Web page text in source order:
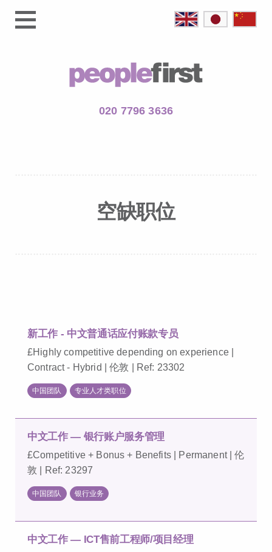
020 7796 3636
空缺职位
新工作 - 中文普通话应付账款专员
£Highly competitive depending on experience |
Contract - Hybrid | 伦敦 | Ref: 23302
中国团队 专业人才类职位
中文工作 — 银行账户服务管理
£Competitive + Bonus + Benefits | Permanent | 伦
敦 | Ref: 23297
中国团队 银行业务
中文工作 — ICT售前工程师/项目经理